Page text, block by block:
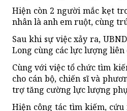
Hiện còn 2 người mắc kẹt
nhân là anh em ruột, cùng
Sau khi sự việc xảy ra,
Long cùng các lực lượng
Cùng với việc tổ chức tìm
cho cán bộ, chiến sĩ và
trợ tăng cường lực lượng
Hiện công tác tìm kiếm,